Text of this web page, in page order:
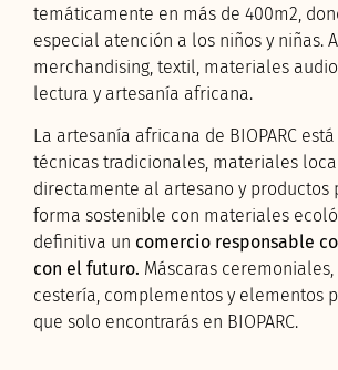
temáticamente en más de 400m2,
especial atención a los niños y niñas.
merchandising, textil, materiales
lectura y artesanía africana.
La artesanía africana de BIOPARC
técnicas tradicionales, materiales
directamente al artesano y productos
forma sostenible con materiales
definitiva un comercio responsable
con el futuro. Máscaras
cestería, complementos y elementos
que solo encontrarás en BIOPARC.